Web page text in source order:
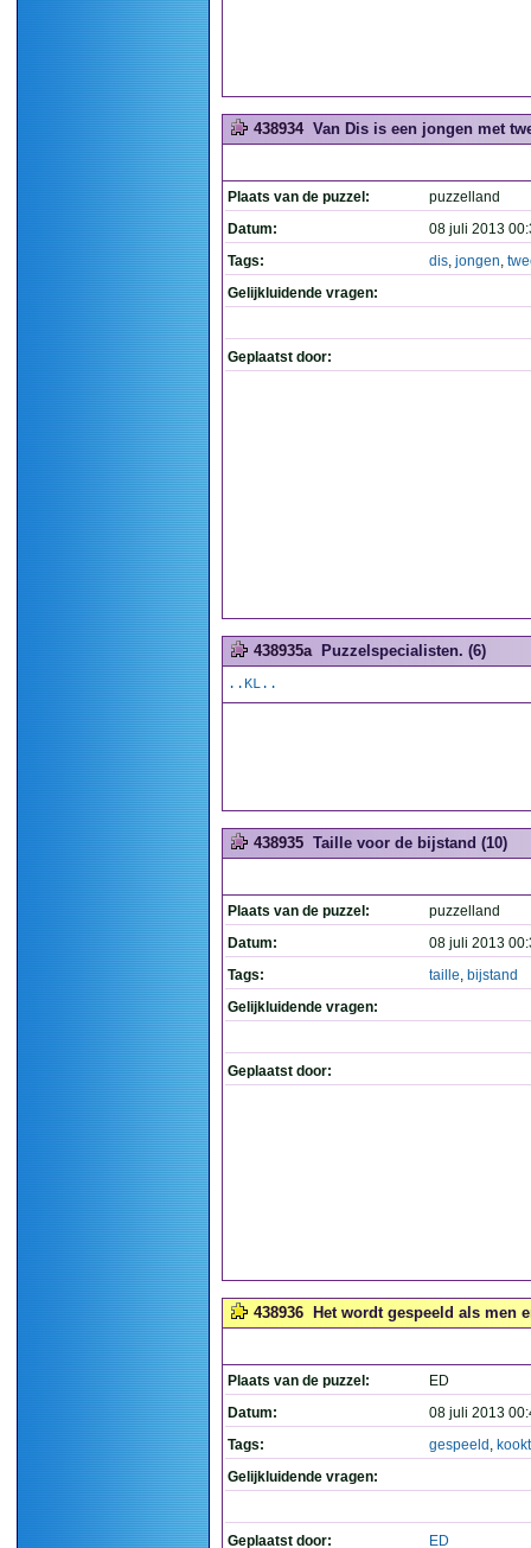
438934 Van Dis is een jongen met
Plaats van de puzzel:
puzzelland
Datum:
08 juli 2013
Tags:
dis, jongen,
Gelijkluidende vragen:
Geplaatst door:
438935a Puzzelspecialisten. (6)
..KL..
438935 Taille voor de bijstand (10)
Plaats van de puzzel:
puzzelland
Datum:
08 juli 2013
Tags:
taille, bijstand
Gelijkluidende vragen:
Geplaatst door:
438936 Het wordt gespeeld als men
Plaats van de puzzel:
ED
Datum:
08 juli 2013
Tags:
gespeeld , kookt
Gelijkluidende vragen:
Geplaatst door: ED